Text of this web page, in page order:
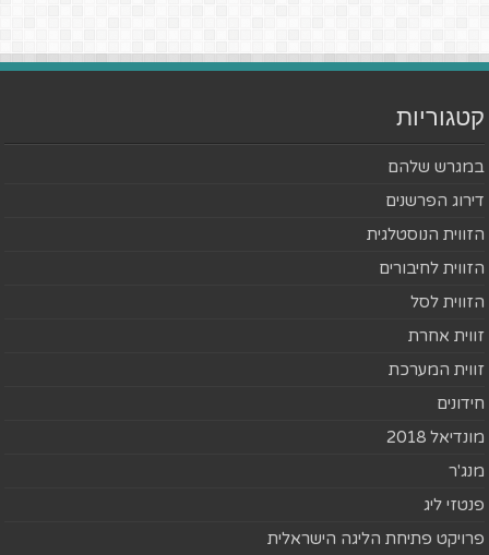
קטגוריות
במגרש שלהם
דירוג הפרשנים
הזווית הנוסטלגית
הזווית לחיבורים
הזווית לסל
זווית אחרת
זווית המערכת
חידונים
מונדיאל 2018
מנג'ר
פנטזי ליג
פרויקט פתיחת הליגה הישראלית